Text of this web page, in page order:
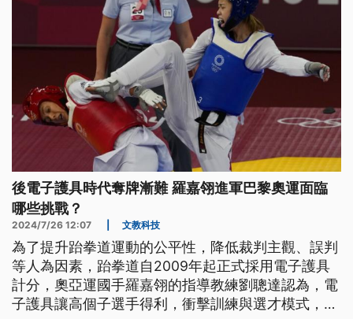
後電子護具時代奪牌漸難 羅嘉翎進軍巴黎奧運面臨
哪些挑戰？
2024/7/26 12:07 文教科技
為了提升跆拳道運動的公平性，降低裁判主觀、誤判
等人為因素，跆拳道自2009年起正式採用電子護具
計分，奧亞運國手羅嘉翎的指導教練劉聰達認為，電
子護具讓高個子選手得利，衝擊訓練與選才模式，台